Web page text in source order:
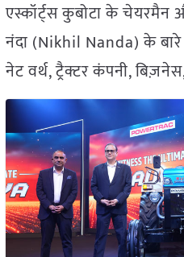
एस्कॉर्ट्स कुबोटा के चेयरमैन
नंदा (Nikhil Nanda) के
नेट वर्थ, ट्रैक्टर कंपनी,